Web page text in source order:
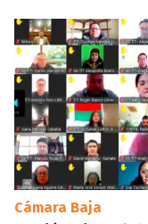
Cámara Baja